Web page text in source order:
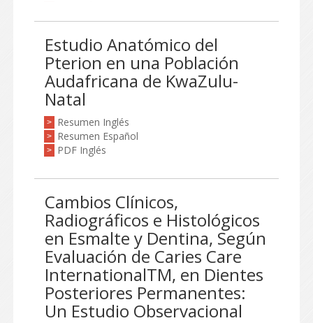
Estudio Anatómico del
Pterion en una Población
Audafricana de KwaZulu-
Natal
> Resumen Inglés
> Resumen Español
> PDF Inglés
Cambios Clínicos,
Radiográficos e Histológicos
en Esmalte y Dentina, Según
Evaluación de Caries Care
InternationalTM, en Dientes
Posteriores Permanentes:
Un Estudio Observacional